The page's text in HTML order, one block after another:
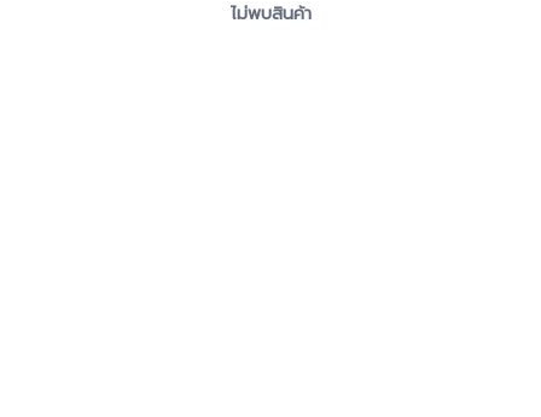
ไม่พบสินค้า